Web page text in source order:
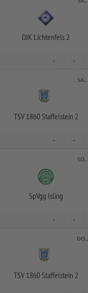
DJK Lichtenfels 2
- -
SA..
TSV 1860 Staffelstein 2
- -
SO..
SpVgg Isling
- -
DO..
TSV 1860 Staffelstein 2